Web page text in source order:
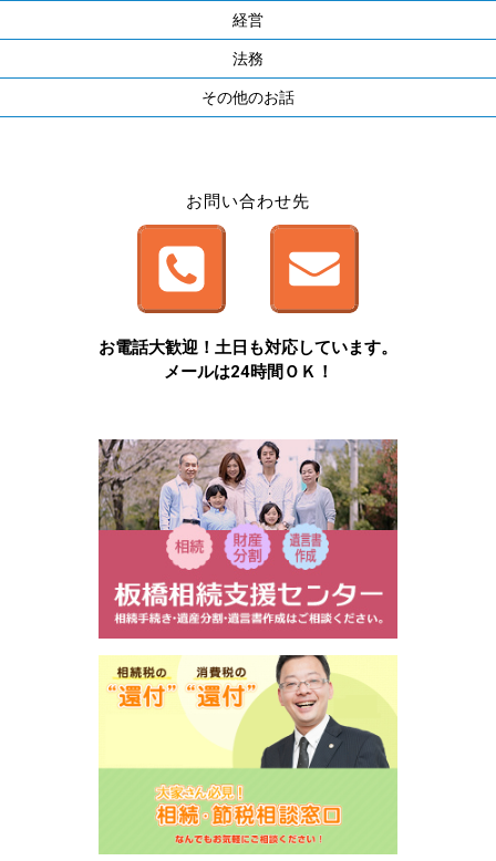
経営
法務
その他のお話
お問い合わせ先
お電話大歓迎！土日も対応しています。
メールは24時間ＯＫ！